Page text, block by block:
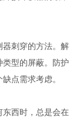
刺穿的方法。解
型的屏蔽。防护
点需求考虑。
西时，总是会在